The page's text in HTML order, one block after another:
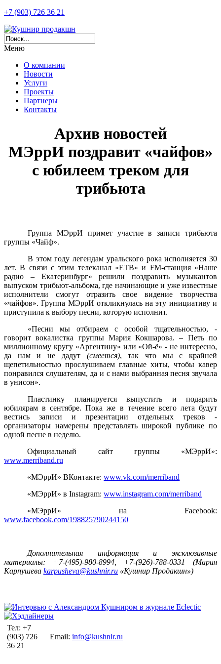
+7 (903) 726 36 21
Меню
О компании
Новости
Услуги
Проекты
Партнеры
Контакты
Архив новостей
МЭррИ поздравит «чайфов»
с юбилеем треком для
трибьюта
Группа МЭррИ примет участие в записи трибьюта
группы «Чайф».
В этом году легендам уральского рока исполняется 30
лет. В связи с этим телеканал «ЕТВ» и FM-станция «Наше
радио – Екатеринбург» решили поздравить музыкантов
выпуском трибьют-альбома, где начинающие и уже известные
исполнители смогут отразить свое видение творчества
«чайфов». Группа МЭррИ откликнулась на эту инициативу и
приступила к выбору песни, которую исполнит.
«Песни мы отбираем с особой тщательностью, -
говорит вокалистка группы Мария Кокшарова. – Петь по
миллионному кругу «Аргентину» или «Ой-ё» - не интересно,
да нам и не дадут (смеется), так что мы с крайней
щепетильностью прослушиваем главные хиты, чтобы кавер
понравился слушателям, да и с нами выбранная песня звучала
в унисон».
Пластинку планируется выпустить и подарить
юбилярам в сентябре. Пока же в течение всего лета будут
вестись записи и презентации отдельных треков -
организаторы намерены представлять широкой публике по
одной песне в неделю.
Официальный сайт группы «МЭррИ»:
www.merriband.ru
«МЭррИ» ВКонтакте:www.vk.com/merriband
«МЭррИ»в Instagram:www.instagram.com/merriband
«МЭррИ» на Facebook:
www.facebook.com/198825790244150
Дополнительная информация и эксклюзивные
материалы: +7-(495)-980-8994, +7-(926)-788-0331 (Мария
Карпушева karpusheva@kushnir.ru «Кушнир Продакшн»)
Тел: +7
(903) 726
36 21
Email: info@kushnir.ru